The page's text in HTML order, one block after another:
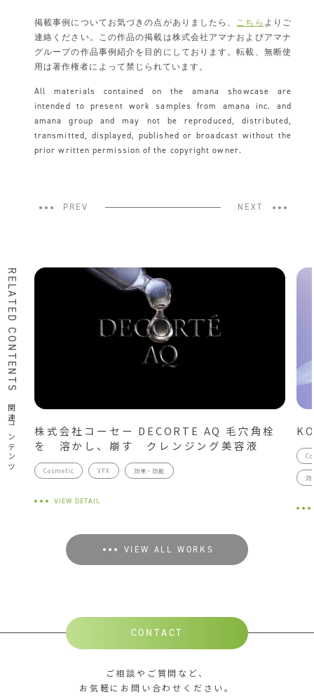
掲載事例についてお気づきの点がありましたら、 こちら よりご
連絡ください。この作品の掲載は株式会社アマナおよびアマナ
グループの作品事例紹介を目的にしております。転載、無断使
用は著作権者によって禁じられています。
All materials contained on the amana showcase are
intended to present work samples from amana inc. and
amana group and may not be reproduced, distributed,
transmitted, displayed, published or broadcast without the
prior written permission of the copyright owner.
PREV NEXT
RELATED CONTENTS
関連コンテンツ
株式会社コーセー DECORTE AQ 毛穴角栓
を 溶かし、崩す クレンジング美容液
Cosmetic VFX 効果・効能
VIEW DETAIL
効
VIEW ALL WORKS
CONTACT
ご相談やご質問など、
お気軽にお問い合わせください。